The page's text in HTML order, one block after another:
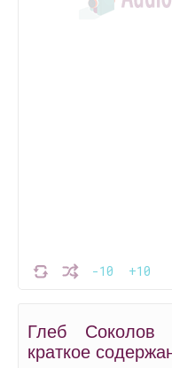
-10 +10
Глеб
краткое